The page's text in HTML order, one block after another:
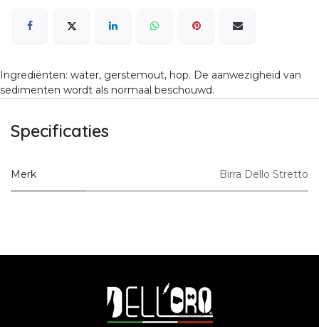
Ingrediënten: water, gerstemout, hop. De aanwezigheid van
sedimenten wordt als normaal beschouwd.
Specificaties
Merk Birra Dello Stretto